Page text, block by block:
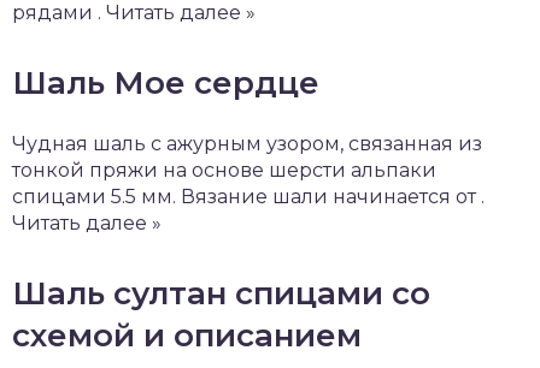
рядами . Читать далее »
Шаль Мое сердце
Чудная шаль с ажурным узором, связанная из
тонкой пряжи на основе шерсти альпаки
спицами 5.5 мм. Вязание шали начинается от .
Читать далее »
Шаль султан спицами со
схемой и описанием